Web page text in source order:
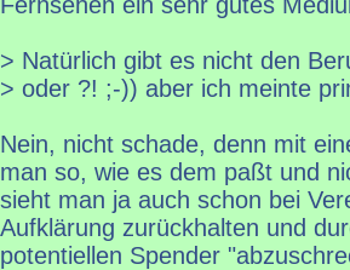
> Natürlich gibt es nicht den
> oder ?! ;-)) aber ich meinte
Nein, nicht schade, denn mit
man so, wie es dem paßt und
sieht man ja auch schon bei
Aufklärung zurückhalten und
potentiellen Spender